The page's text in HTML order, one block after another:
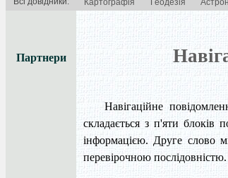
Картографія Геодезія
Партнери
Навігаційне
складається з п'яти
інформацією. Друге слово
перевірочною послідовністю.